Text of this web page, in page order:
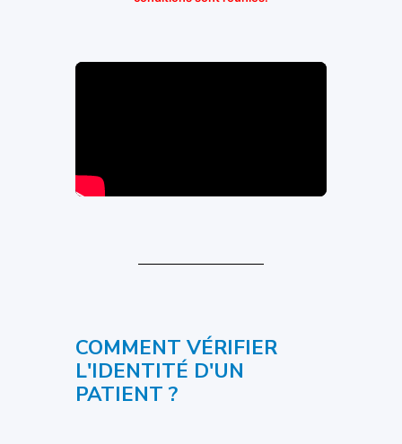
COMMENT VÉRIFIER
L'IDENTITÉ D'UN
PATIENT ?